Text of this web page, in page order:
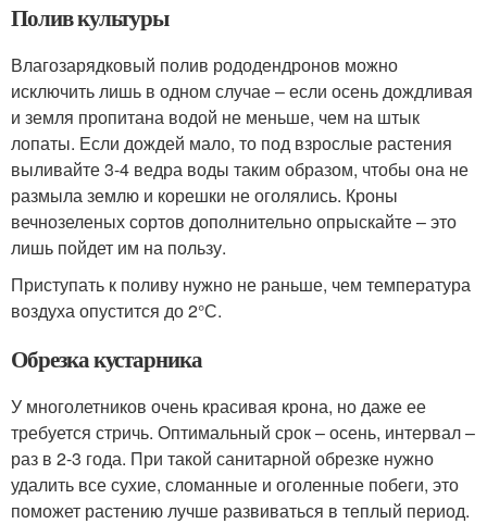
Полив культуры
Влагозарядковый полив рододендронов можно
исключить лишь в одном случае – если осень дождливая
и земля пропитана водой не меньше, чем на штык
лопаты. Если дождей мало, то под взрослые растения
выливайте 3-4 ведра воды таким образом, чтобы она не
размыла землю и корешки не оголялись. Кроны
вечнозеленых сортов дополнительно опрыскайте – это
лишь пойдет им на пользу.
Приступать к поливу нужно не раньше, чем температура
воздуха опустится до 2°С.
Обрезка кустарника
У многолетников очень красивая крона, но даже ее
требуется стричь. Оптимальный срок – осень, интервал –
раз в 2-3 года. При такой санитарной обрезке нужно
удалить все сухие, сломанные и оголенные побеги, это
поможет растению лучше развиваться в теплый период.